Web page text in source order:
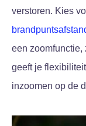
verstoren. Kies
een zoomfunctie,
geeft je
inzoomen op de